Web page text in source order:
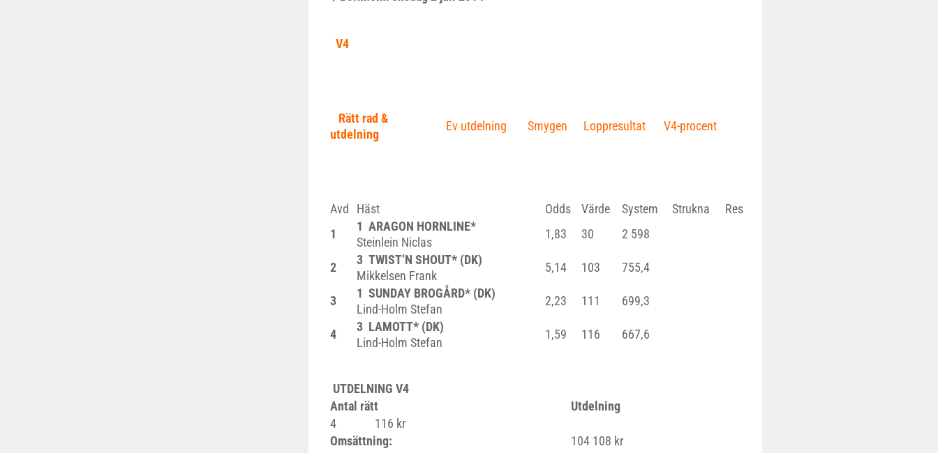
V4
Rätt rad &
utdelning
Ev utdelning Smygen Loppresultat V4-procent
Avd Häst Odds Värde System Strukna
Res
1
1 ARAGON HORNLINE*
Steinlein Niclas
1,83 30 2 598
2
3 TWIST’N SHOUT* (DK)
Mikkelsen Frank
5,14 103 755,4
3
1 SUNDAY BROGÅRD* (DK)
Lind-Holm Stefan
2,23 111 699,3
4
3 LAMOTT* (DK)
Lind-Holm Stefan
1,59 116 667,6
UTDELNING V4
Antal rätt
Utdelning
4
116 kr
Omsättning:
104 108 kr